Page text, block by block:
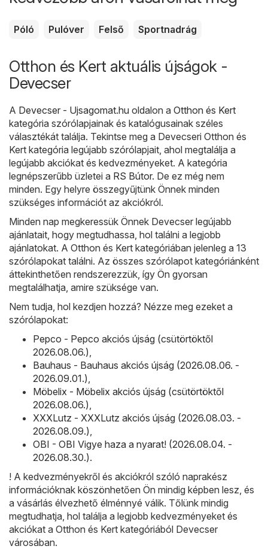
Póló Pulóver Felső Sportnadrág
Otthon és Kert aktuális újságok -
Devecser
A Devecser - Ujsagomat.hu oldalon a Otthon és Kert
kategória szórólapjainak és katalógusainak széles
választékát találja. Tekintse meg a Devecseri Otthon és
Kert kategória legújabb szórólapjait, ahol megtalálja a
legújabb akciókat és kedvezményeket. A kategória
legnépszerűbb üzletei a RS Bútor. De ez még nem
minden. Egy helyre összegyűjtünk Önnek minden
szükséges információt az akciókról.
Minden nap megkeressük Önnek Devecser legújabb
ajánlatait, hogy megtudhassa, hol találni a legjobb
ajánlatokat. A Otthon és Kert kategóriában jelenleg a 13
szórólapokat találni. Az összes szórólapot kategóriánként
áttekinthetően rendszerezzük, így Ön gyorsan
megtalálhatja, amire szüksége van.
Nem tudja, hol kezdjen hozzá? Nézze meg ezeket a
szórólapokat:
Pepco - Pepco akciós újság (csütörtöktől
2026.08.06.)
Bauhaus - Bauhaus akciós újság (2026.08.06. -
2026.09.01.)
Möbelix - Möbelix akciós újság (csütörtöktől
2026.08.06.)
XXXLutz - XXXLutz akciós újság (2026.08.03. -
2026.08.09.)
OBI - OBI Vigye haza a nyarat! (2026.08.04. -
2026.08.30.).
! A kedvezményekről és akciókról szóló naprakész
információknak köszönhetően Ön mindig képben lesz, és
a vásárlás élvezhető élménnyé válik. Tőlünk mindig
megtudhatja, hol találja a legjobb kedvezményeket és
akciókat a Otthon és Kert kategóriából Devecser
városában.